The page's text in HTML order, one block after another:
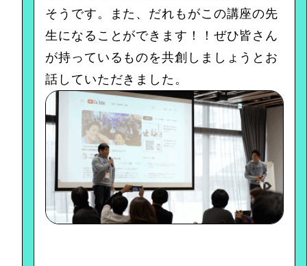
そうです。また、だれもがこの講座の先
生になることができます！！ぜひ皆さん
が持っているものを共創しましょうとお
話していただきました。